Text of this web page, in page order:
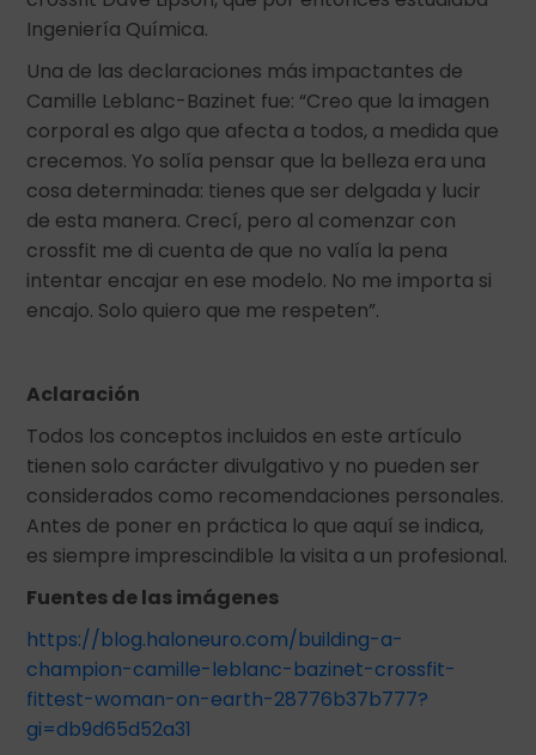
Ingeniería Química.
Una de las declaraciones más impactantes de
Camille Leblanc-Bazinet fue: “Creo que la imagen
corporal es algo que afecta a todos, a medida que
crecemos. Yo solía pensar que la belleza era una
cosa determinada: tienes que ser delgada y lucir
de esta manera. Crecí, pero al comenzar con
crossfit me di cuenta de que no valía la pena
intentar encajar en ese modelo. No me importa si
encajo. Solo quiero que me respeten”.
Aclaración
Todos los conceptos incluidos en este artículo
tienen solo carácter divulgativo y no pueden ser
considerados como recomendaciones personales.
Antes de poner en práctica lo que aquí se indica,
es siempre imprescindible la visita a un profesional.
Fuentes de las imágenes
https://blog.haloneuro.com/building-a-
champion-camille-leblanc-bazinet-crossfit-
fittest-woman-on-earth-28776b37b777?
gi=db9d65d52a31